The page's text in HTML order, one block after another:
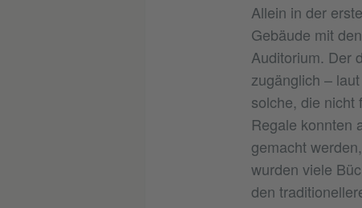
Allein in der
Gebäude mit
Auditorium. Der
zugänglich –
solche, die nicht
Regale konnten
gemacht
wurden viele
den